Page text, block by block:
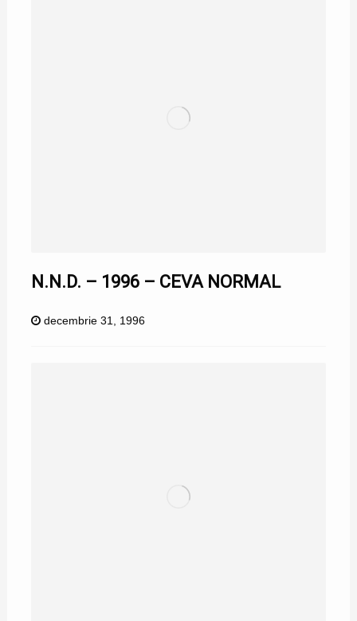
N.N.D. – 1996 – CEVA NORMAL
decembrie 31, 1996